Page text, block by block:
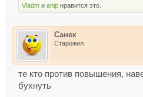
Vladm и anip нравится это.
Санек
Старожил
те кто против повышения,
бухнуть